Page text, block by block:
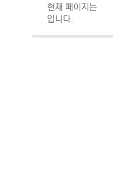
현재 페이지는
입니다.